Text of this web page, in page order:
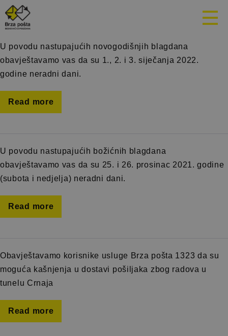
Mjesec:
U povodu nastupajućih novogodišnjih blagdana
obavještavamo vas da su 1., 2. i 3. siječanja 2022.
godine neradni dani.
Read more
U povodu nastupajućih božićnih blagdana
obavještavamo vas da su 25. i 26. prosinac 2021. godine
(subota i nedjelja) neradni dani.
Read more
Obavještavamo korisnike usluge Brza pošta 1323 da su
moguća kašnjenja u dostavi pošiljaka zbog radova u
tunelu Crnaja
Read more